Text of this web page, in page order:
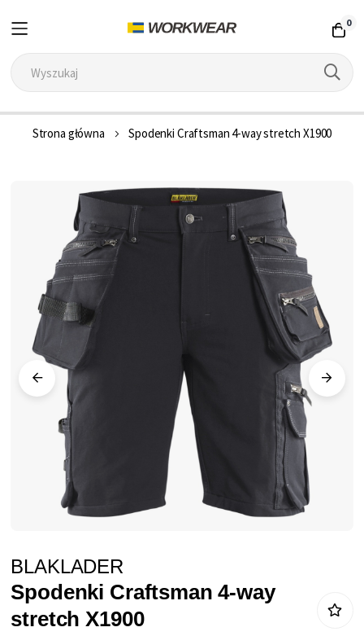
0
Przejdź
Strona główna Spodenki Craftsman 4-way stretch X1900
na
początek
galerii
BLAKLADER
Spodenki Craftsman 4-way
stretch X1900